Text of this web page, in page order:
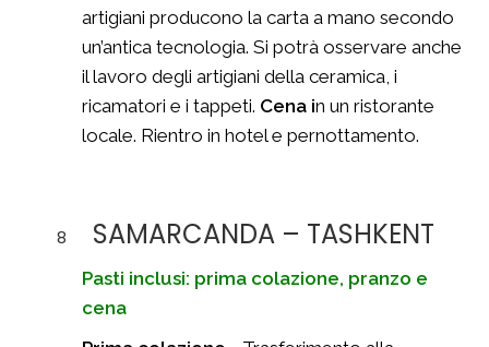
artigiani producono la carta a mano secondo
un’antica tecnologia. Si potrà osservare anche
il lavoro degli artigiani della ceramica, i
ricamatori e i tappeti. Cena in un ristorante
locale. Rientro in hotel e pernottamento.
8 SAMARCANDA – TASHKENT
Pasti inclusi: prima colazione, pranzo e
cena